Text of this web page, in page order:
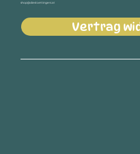
shop@diestoettingers.at
Vertrag